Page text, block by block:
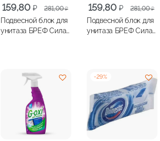
281,00₽
Первоначальная
цена
составляла
159,80 ₽
Текущая
цена:
159,80 ₽.
Подвесной блок для
унитаза БРЕФ Сила
281,00₽
Первоначальная
цена
составляла
159,80 ₽
Текущая
цена:
159,80 ₽.
Подвесной блок для
унитаза БРЕФ Сила
-29%